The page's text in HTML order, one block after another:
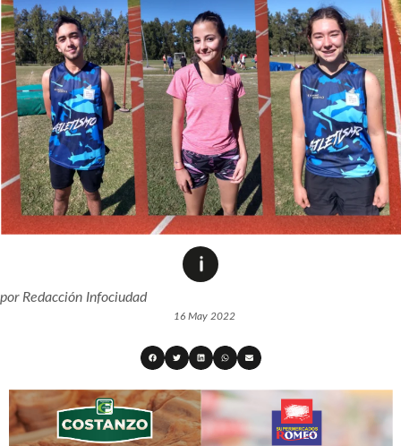
porRedacción Infociudad
16 May 2022